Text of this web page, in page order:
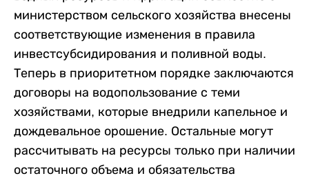
министерством сельского хозяйства внесены
соответствующие изменения в правила
инвестсубсидирования и поливной воды.
Теперь в приоритетном порядке заключаются
договоры на водопользование с теми
хозяйствами, которые внедрили капельное и
дождевальное орошение. Остальные могут
рассчитывать на ресурсы только при наличии
остаточного объема и обязательства